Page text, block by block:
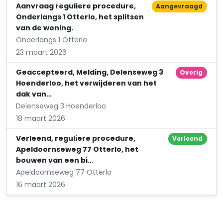
Aanvraag reguliere procedure,
Onderlangs 1 Otterlo, het splitsen
van de woning.
Onderlangs 1 Otterlo
Aangevraagd
23 maart 2026
Geaccepteerd, Melding, Delenseweg 3
Hoenderloo, het verwijderen van het
dak van…
Delenseweg 3 Hoenderloo
Overig
18 maart 2026
Verleend, reguliere procedure,
Apeldoornseweg 77 Otterlo, het
bouwen van een bi…
Apeldoornseweg 77 Otterlo
Verleend
16 maart 2026